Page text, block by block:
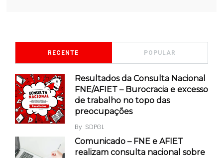
RECENTE POPULAR
Resultados da Consulta Nacional
FNE/AFIET – Burocracia e excesso
de trabalho no topo das
preocupações
By SDPGL
Comunicado – FNE e AFIET
realizam consulta nacional sobre